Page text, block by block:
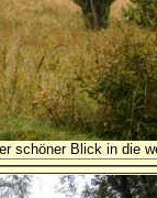
schöner Blick in die